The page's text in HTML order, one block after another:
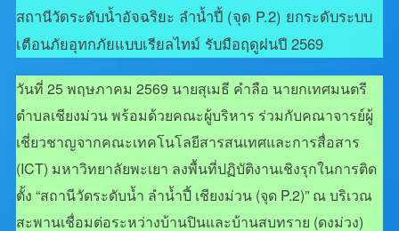
สถานีวัดระดับน้ำอัจฉริยะ ลำน้ำปี้ (จุด P.2) ยกระดับระบบ
เตือนภัยอุทกภัยแบบเรียลไทม์ รับมือฤดูฝนปี 2569
วันที่ 25 พฤษภาคม 2569 นายสุเมธี คำลือ นายกเทศมนตรี
ตำบลเชียงม่วน พร้อมด้วยคณะผู้บริหาร ร่วมกับคณาจารย์ผู้
เชี่ยวชาญจากคณะเทคโนโลยีสารสนเทศและการสื่อสาร
(ICT) มหาวิทยาลัยพะเยา ลงพื้นที่ปฏิบัติงานเชิงรุกในการติด
ตั้ง “สถานีวัดระดับน้ำ ลำน้ำปี้ เชียงม่วน (จุด P.2)” ณ บริเวณ
สะพานเชื่อมต่อระหว่างบ้านปินและบ้านสบทราย (ดงม่วง)